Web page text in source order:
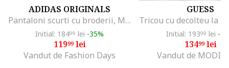
ADIDAS ORIGINALS
Pantaloni scurti cu broderii, Maro deschis/Alb murdar
Initial: 18499 lei -35%
11999lei
Vandut de Fashion Days
GUESS
Initial: 19399 lei -
13499lei
Vandut de